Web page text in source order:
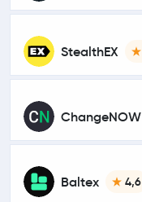
StealthEX
ChangeNOW
Baltex 4,6